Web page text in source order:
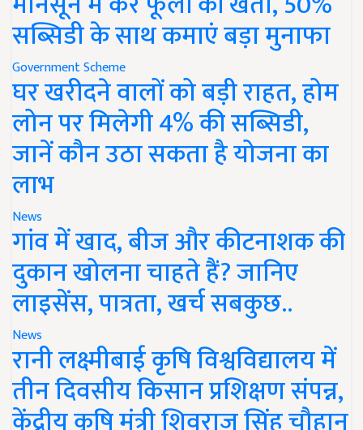
सब्सिडी के साथ कमाएं बड़ा मुनाफा
Government Scheme
घर खरीदने वालों को बड़ी राहत, होम
लोन पर मिलेगी 4% की सब्सिडी,
जानें कौन उठा सकता है योजना का
लाभ
News
गांव में खाद, बीज और कीटनाशक की
दुकान खोलना चाहते हैं? जानिए
लाइसेंस, पात्रता, खर्च सबकुछ..
News
रानी लक्ष्मीबाई कृषि विश्वविद्यालय में
तीन दिवसीय किसान प्रशिक्षण संपन्न,